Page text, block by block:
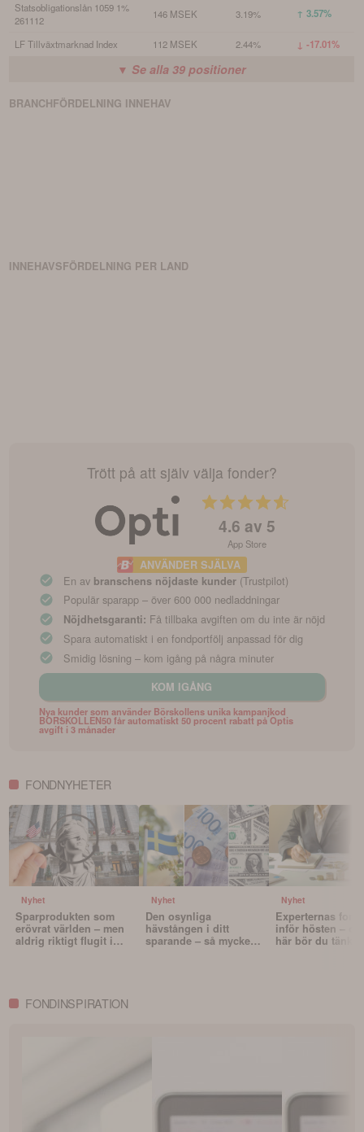
Statsobligationslån 1059 1%
261112
146 MSEK 3.19% ↑ 3.57%
LF Tillväxtmarknad Index 112 MSEK 2.44% ↓ -17.01%
▼ Se alla39 positioner
BRANCHFÖRDELNING INNEHAV
INNEHAVSFÖRDELNING PER LAND
Trött på att själv välja fonder?
4.6 av 5
App Store
ANVÄNDER SJÄLVA
En av branschens nöjdaste kunder (Trustpilot)
Populär sparapp – över 600 000 nedladdningar
Nöjdhetsgaranti: Få tillbaka avgiften om du inte är nöjd
Spara automatiskt i en fondportfölj anpassad för dig
Smidig lösning – kom igång på några minuter
KOM IGÅNG
Nya kunder som använder Börskollens unika kampanjkod
BORSKOLLEN50 får automatiskt 50 procent rabatt på Optis
avgift i 3 månader
FONDNYHETER
Nyhet
Sparprodukten som
erövrat världen – men
aldrig riktigt flugit i
Nyhet
Den osynliga
hävstången i ditt
sparande – så mycket
Nyhet
Experternas
inför hösten –
här bör du tänka
FONDINSPIRATION